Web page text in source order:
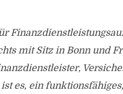
mit Sitz in Bonn und
es, ein